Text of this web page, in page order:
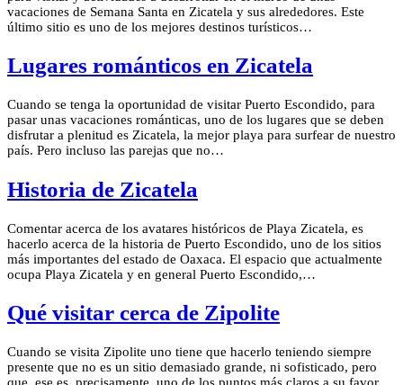
vacaciones de Semana Santa en Zicatela y sus alrededores. Este
último sitio es uno de los mejores destinos turísticos…
Lugares románticos en Zicatela
Cuando se tenga la oportunidad de visitar Puerto Escondido, para
pasar unas vacaciones románticas, uno de los lugares que se deben
disfrutar a plenitud es Zicatela, la mejor playa para surfear de nuestro
país. Pero incluso las parejas que no…
Historia de Zicatela
Comentar acerca de los avatares históricos de Playa Zicatela, es
hacerlo acerca de la historia de Puerto Escondido, uno de los sitios
más importantes del estado de Oaxaca. El espacio que actualmente
ocupa Playa Zicatela y en general Puerto Escondido,…
Qué visitar cerca de Zipolite
Cuando se visita Zipolite uno tiene que hacerlo teniendo siempre
presente que no es un sitio demasiado grande, ni sofisticado, pero